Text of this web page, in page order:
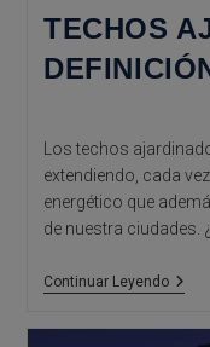
TECHOS
Los techos
extendiendo, cada
energético que
de nuestra ciudades.
Continuar Leyendo